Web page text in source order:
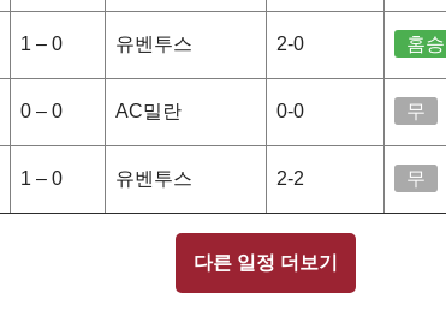
1 – 0 유벤투스 2-0 홈승
0 – 0 AC밀란 0-0 무
1 – 0 유벤투스 2-2 무
다른 일정 더보기